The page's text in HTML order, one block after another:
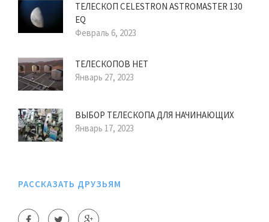
ТЕЛЕСКОП CELESTRON ASTROMASTER 130
EQ
Февраль 6, 2023
ТЕЛЕСКОПОВ НЕТ
Январь 27, 2023
ВЫБОР ТЕЛЕСКОПА ДЛЯ НАЧИНАЮЩИХ
Январь 17, 2023
РАССКАЗАТЬ ДРУЗЬЯМ